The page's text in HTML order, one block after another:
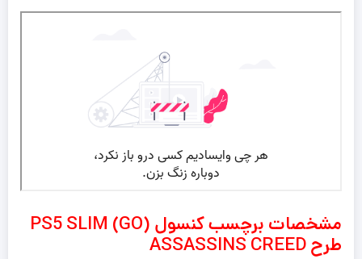
مشخصات برچسب کنسول PS5 SLIM (GO)
طرح ASSASSINS CREED